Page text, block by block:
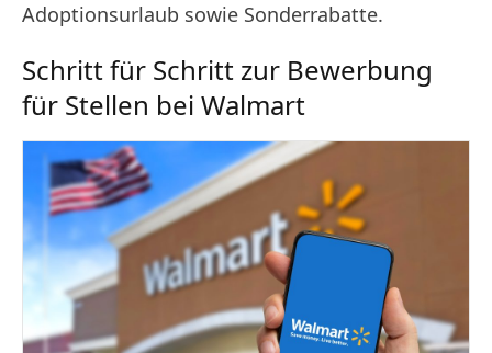
Adoptionsurlaub sowie Sonderrabatte.
Schritt für Schritt zur Bewerbung
für Stellen bei Walmart